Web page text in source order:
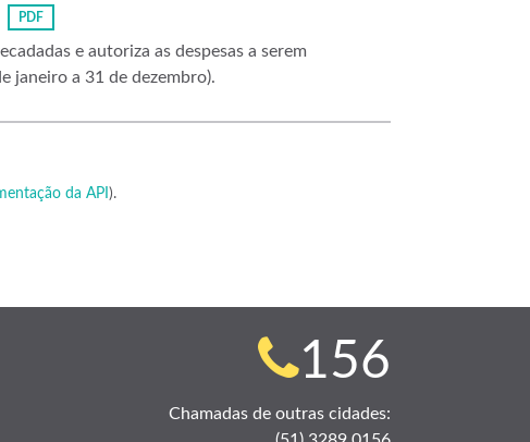
PDF
e autoriza as despesas a serem
janeiro a 31 de dezembro).
da API ).
Telefone
para
156
Chamadas de outras cidades: